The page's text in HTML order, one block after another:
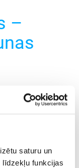
saturu un
līdzekļu funkcijas
–